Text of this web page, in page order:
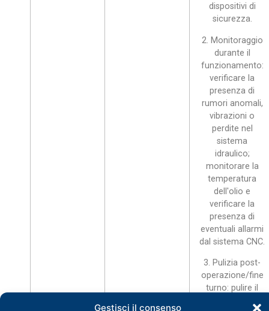
Gestisci il consenso
dispositivi di
sicurezza.
2. Monitoraggio
durante il
funzionamento:
verificare la
presenza di
rumori anomali,
vibrazioni o
perdite nel
sistema
idraulico;
monitorare la
temperatura
dell'olio e
verificare la
presenza di
eventuali allarmi
dal sistema CNC.
3. Pulizia post-
operazione/fine
turno: pulire il